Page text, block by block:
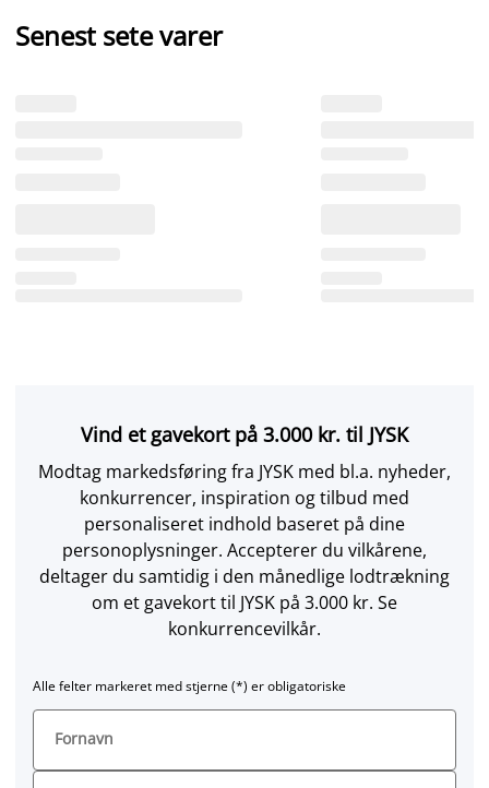
Senest sete varer
Vind et gavekort på 3.000 kr. til JYSK
Modtag markedsføring fra JYSK med bl.a. nyheder,
konkurrencer, inspiration og tilbud med
personaliseret indhold baseret på dine
personoplysninger. Accepterer du vilkårene,
deltager du samtidig i den månedlige lodtrækning
om et gavekort til JYSK på 3.000 kr. Se
konkurrencevilkår.
Alle felter markeret med stjerne (*) er obligatoriske
Fornavn